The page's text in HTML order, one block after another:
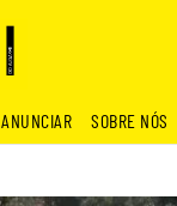
ANUNCIAR SOBRE NÓS